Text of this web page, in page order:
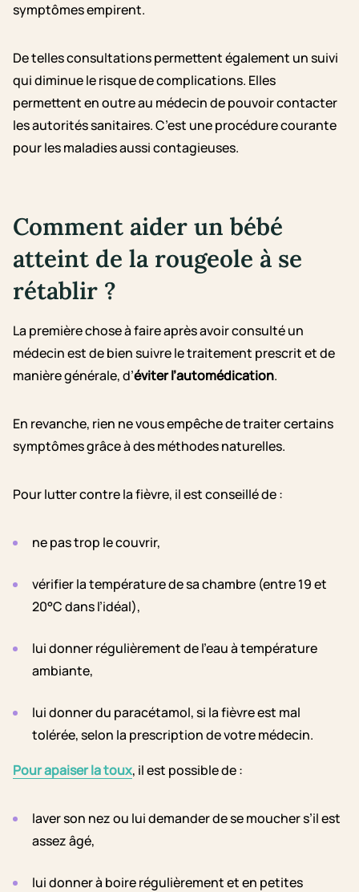
symptômes empirent.
De telles consultations permettent également un suivi
qui diminue le risque de complications. Elles
permettent en outre au médecin de pouvoir contacter
les autorités sanitaires. C’est une procédure courante
pour les maladies aussi contagieuses.
Comment aider un bébé
atteint de la rougeole à se
rétablir ?
La première chose à faire après avoir consulté un
médecin est de bien suivre le traitement prescrit et de
manière générale, d’éviter l’automédication.
En revanche, rien ne vous empêche de traiter certains
symptômes grâce à des méthodes naturelles.
Pour lutter contre la fièvre, il est conseillé de :
ne pas trop le couvrir,
vérifier la température de sa chambre (entre 19 et
20°C dans l’idéal),
lui donner régulièrement de l’eau à température
ambiante,
lui donner du paracétamol, si la fièvre est mal
tolérée, selon la prescription de votre médecin.
Pour apaiser la toux, il est possible de :
laver son nez ou lui demander de se moucher s’il est
assez âgé,
lui donner à boire régulièrement et en petites